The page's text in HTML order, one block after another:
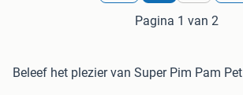
Pagina 1 van 2
Beleef het plezier van Super Pim Pam Pet